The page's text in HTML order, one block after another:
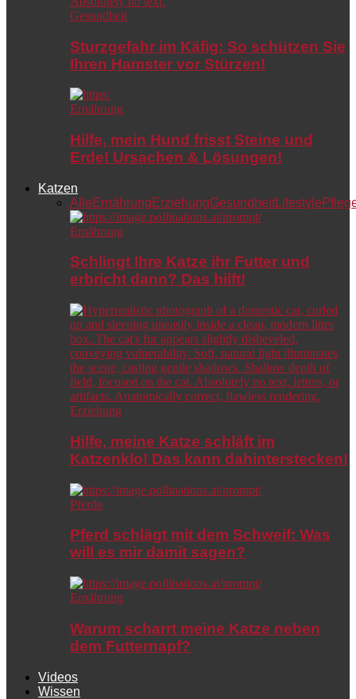
Gesundheit
Sturzgefahr im Käfig: So schützen Sie
Ihren Hamster vor Stürzen!
Ernährung
Hilfe, mein Hund frisst Steine und
Erde! Ursachen & Lösungen!
Katzen
Alle Ernährung ErziehungGesundheitLifestyle
Ernährung
Schlingt Ihre Katze ihr Futter und
erbricht dann? Das hilft!
Erziehung
Hilfe, meine Katze schläft im
Katzenklo! Das kann dahinterstecken!
Pferde
Pferd schlägt mit dem Schweif: Was
will es mir damit sagen?
Ernährung
Warum scharrt meine Katze neben
dem Futternapf?
Videos
Wissen